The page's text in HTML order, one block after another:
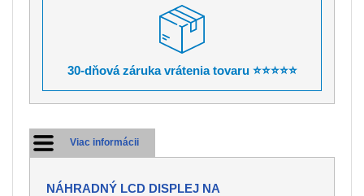
30-dňová záruka vrátenia tovaru ⭐⭐⭐⭐⭐
Viac informácii
NÁHRADNÝ LCD DISPLEJ NA